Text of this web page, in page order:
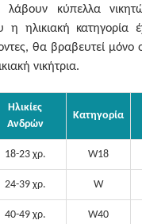
λάβουν κύπελλα
ηλικιακή κατηγορία
θα βραβευτεί μόνο
νικήτρια.
Ηλικίες
Ανδρών
Κατηγορία
18-23 χρ. W18
24-39 χρ. W
40-49 χρ. W40